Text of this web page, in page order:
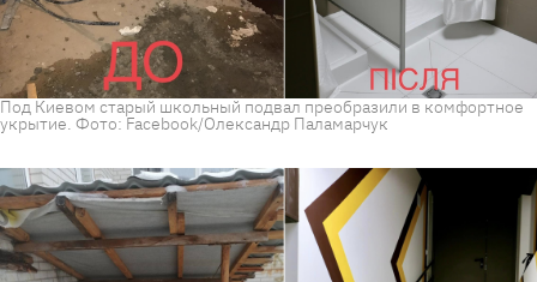
Под Киевом старый школьный подвал преобразили в комфортное
укрытие. Фото: Facebook/Олександр Паламарчук